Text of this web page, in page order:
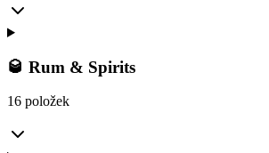
🥃 Rum & Spirits
16 položek